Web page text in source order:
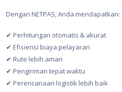
Dengan NETPAS, Anda mendapatkan:
✔ Perhitungan otomatis & akurat
✔ Efisiensi biaya pelayaran
✔ Rute lebih aman
✔ Pengiriman tepat waktu
✔ Perencanaan logistik lebih baik